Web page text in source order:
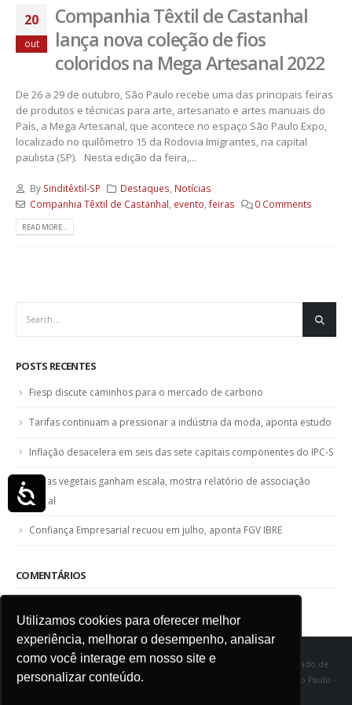
Utilizamos cookies para oferecer melhor
experiência, melhorar o desempenho, analisar
como você interage em nosso site e
personalizar conteúdo.
Acessibilidade
20
out
Companhia Têxtil de Castanhal
lança nova coleção de fios
coloridos na Mega Artesanal 2022
De 26 a 29 de outubro, São Paulo recebe uma das principais feiras
de produtos e técnicas para arte, artesanato e artes manuais do
País, a Mega Artesanal, que acontece no espaço São Paulo Expo,
localizado no quilômetro 15 da Rodovia Imigrantes, na capital
paulista (SP). Nesta edição da feira,...
By Sinditêxtil-SP Destaques Notícias
Companhia Têxtil de Castanhal evento feiras 0 Comments
READ MORE...
POSTS RECENTES
Fiesp discute caminhos para o mercado de carbono
Tarifas continuam a pressionar a indústria da moda, aponta estudo
Inflação desacelera em seis das sete capitais componentes do IPC-S
Fibras vegetais ganham escala, mostra relatório de associação
global
Confiança Empresarial recuou em julho, aponta FGV IBRE
COMENTÁRIOS
SINDITÊXTIL SP - Sindicato das Indústrias de Fiação e Tecelagem do Estado de
São Paulo Rua Marquês de Itu, 968 - Vila Buarque - Cep 01223-000 - São Paulo -